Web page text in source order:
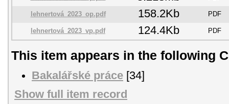
lehnertová_2023_op.pdf 158.2Kb PDF
lehnertová_2023_vp.pdf 124.4Kb PDF
This item appears in the following
Bakalářské práce [34]
Show full item record